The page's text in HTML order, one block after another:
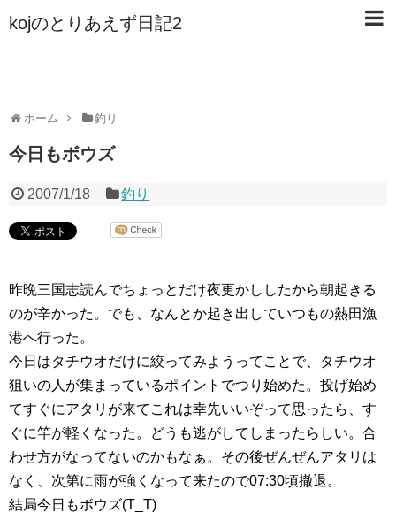
kojのとりあえず日記2
ホーム 釣り
今日もボウズ
2007/1/18 釣り
昨晩三国志読んでちょっとだけ夜更かししたから朝起きる
のが辛かった。でも、なんとか起き出していつもの熱田漁
港へ行った。
今日はタチウオだけに絞ってみようってことで、タチウオ
狙いの人が集まっているポイントでつり始めた。投げ始め
てすぐにアタリが来てこれは幸先いいぞって思ったら、す
ぐに竿が軽くなった。どうも逃がしてしまったらしい。合
わせ方がなってないのかもなぁ。その後ぜんぜんアタリは
なく、次第に雨が強くなって来たので07:30頃撤退。
結局今日もボウズ(T_T)